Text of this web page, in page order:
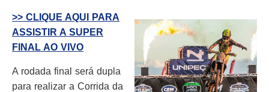
>> CLIQUE AQUI PARA
ASSISTIR A SUPER
FINAL AO VIVO
A rodada final será dupla
para realizar a Corrida da